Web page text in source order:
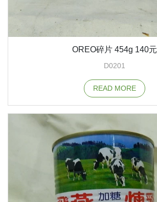
OREO碎片 454g 140元
D0201
READ MORE